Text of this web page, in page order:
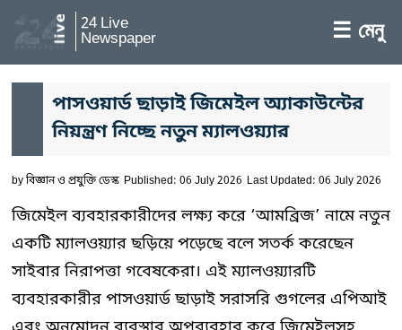
24 Live
Newspaper ☰ মেনু
পাসওয়ার্ড ছাড়াই জিমেইল অ্যাকাউন্টের
নিয়ন্ত্রণ নিচ্ছে নতুন ম্যালওয়্যার
byবিজ্ঞান ও প্রযুক্তি ডেস্ক Published: 06 July 2026 Last Updated: 06 July 2026
জিমেইল ব্যবহারকারীদের লক্ষ্য করে ‘আমব্রিজ’ নামে নতুন
একটি ম্যালওয়্যার ছড়িয়ে পড়েছে বলে সতর্ক করেছেন
সাইবার নিরাপত্তা গবেষকেরা। এই ম্যালওয়্যারটি
ব্যবহারকারীর পাসওয়ার্ড ছাড়াই সরাসরি গুগলের এপিআই